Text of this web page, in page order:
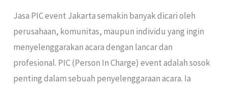
Jasa PIC event Jakarta semakin banyak dicari oleh
perusahaan, komunitas, maupun individu yang ingin
menyelenggarakan acara dengan lancar dan
profesional. PIC (Person In Charge) event adalah sosok
penting dalam sebuah penyelenggaraan acara. Ia